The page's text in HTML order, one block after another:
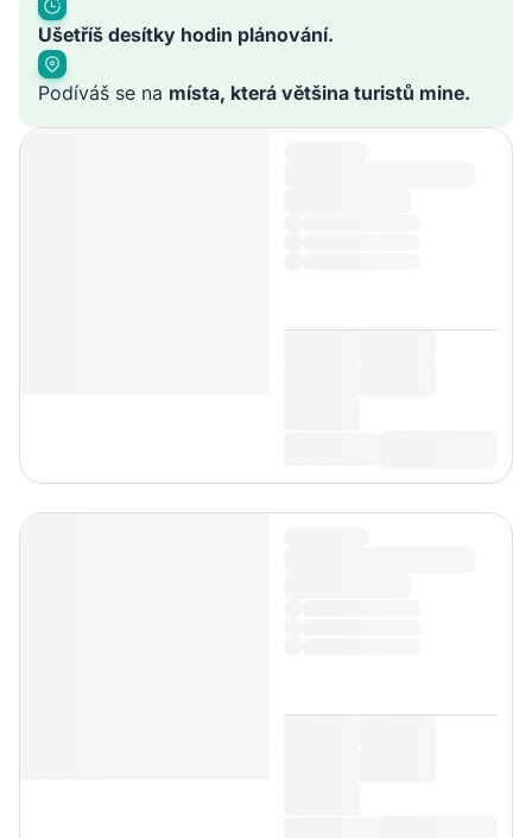
Ušetříš desítky hodin plánování.
Podíváš se na místa, která většina turistů mine.